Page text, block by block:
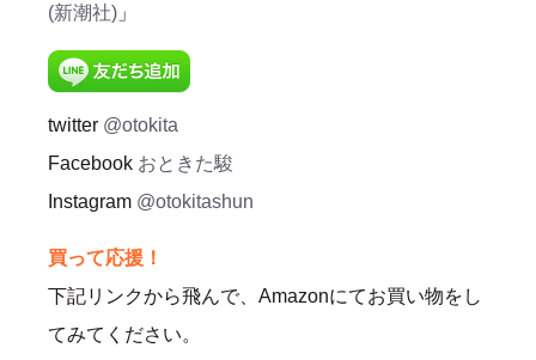
(新潮社) 」
twitter @otokita
Facebook おときた駿
Instagram @otokitashun
買って応援！
下記リンクから飛んで、Amazonにてお買い物をし
てみてください。